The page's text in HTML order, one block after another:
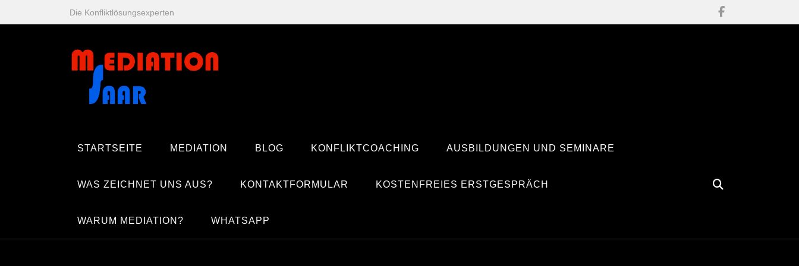
Inhalt
Die Konfliktlösungsexperten
STARTSEITE MEDIATION BLOG KONFLIKTCOACHING AUSBILDUNGEN UND SEMINARE
WAS ZEICHNET UNS AUS? KONTAKTFORMULAR KOSTENFREIES ERSTGESPRÄCH
WARUM MEDIATION? WHATSAPP